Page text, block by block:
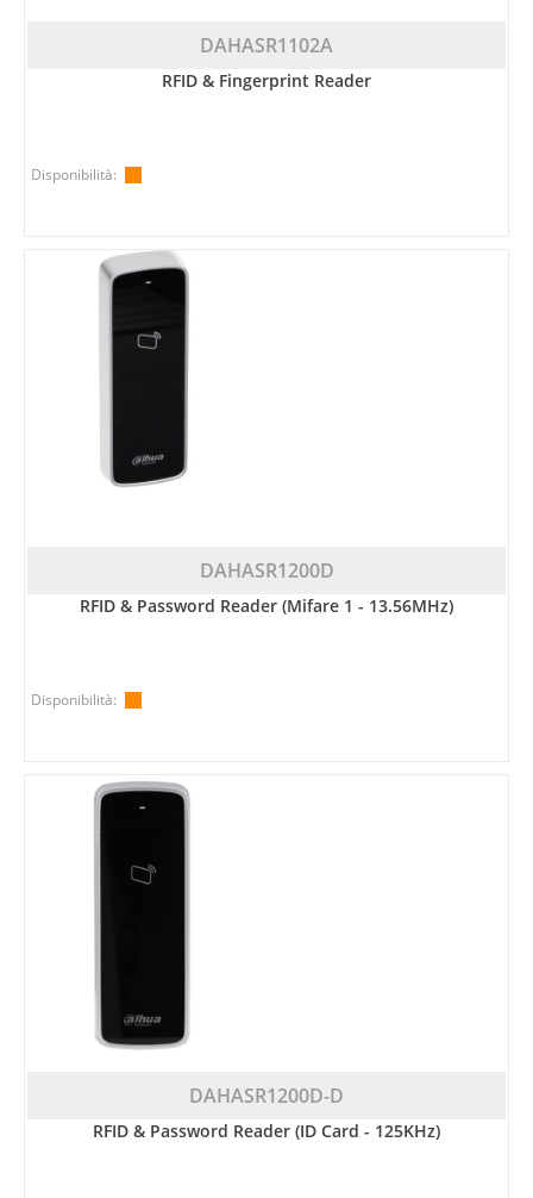
DAHASR1102A
RFID & Fingerprint Reader
Disponibilità:
DAHASR1200D
RFID & Password Reader (Mifare 1 - 13.56MHz)
Disponibilità:
DAHASR1200D-D
RFID & Password Reader (ID Card - 125KHz)